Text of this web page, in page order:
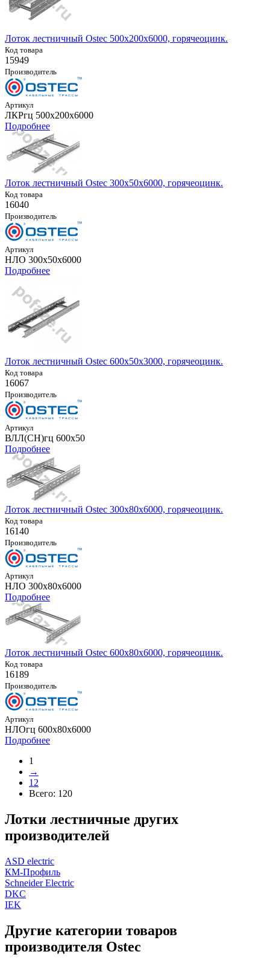
Лоток лестничный Ostec 500х200х6000, горячеоцинк.
Код товара
15949
Производитель
Артикул
ЛКРгц 500х200х6000
Подробнее
Лоток лестничный Ostec 300х50х6000, горячеоцинк.
Код товара
16040
Производитель
Артикул
НЛО 300х50х6000
Подробнее
Лоток лестничный Ostec 600х50х3000, горячеоцинк.
Код товара
16067
Производитель
Артикул
ВЛЛ(СН)гц 600х50
Подробнее
Лоток лестничный Ostec 300х80х6000, горячеоцинк.
Код товара
16140
Производитель
Артикул
НЛО 300х80х6000
Подробнее
Лоток лестничный Ostec 600х80х6000, горячеоцинк.
Код товара
16189
Производитель
Артикул
НЛОгц 600х80х6000
Подробнее
1
→
12
Всего: 120
Лотки лестничные других
производителей
ASD electric
КМ-Профиль
Schneider Electric
DKC
IEK
Другие категории товаров
производителя Ostec